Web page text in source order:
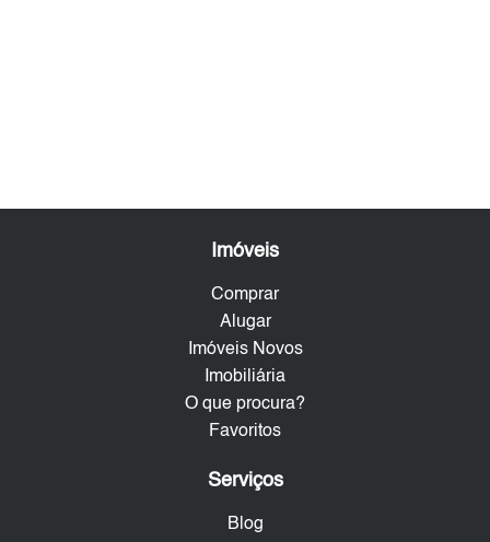
Imóveis
Comprar
Alugar
Imóveis Novos
Imobiliária
O que procura?
Favoritos
Serviços
Blog